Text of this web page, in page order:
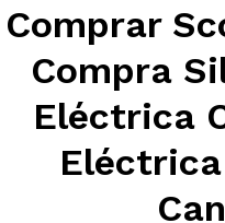
Comprar
Compra
Eléctrica